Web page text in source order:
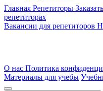
Главная Репетиторы
репетиторах
Вакансии для репетиторов
О нас Политика
Материалы для учебы